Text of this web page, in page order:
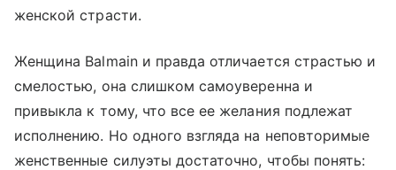
женской страсти.
Женщина Balmain и правда отличается страстью и
смелостью, она слишком самоуверенна и
привыкла к тому, что все ее желания подлежат
исполнению. Но одного взгляда на неповторимые
женственные силуэты достаточно, чтобы понять: